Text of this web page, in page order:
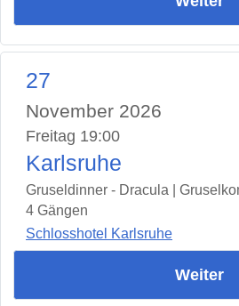
27
November 2026
Freitag 19:00
Karlsruhe
Gruseldinner - Dracula |
4 Gängen
Schlosshotel Karlsruhe
Weiter